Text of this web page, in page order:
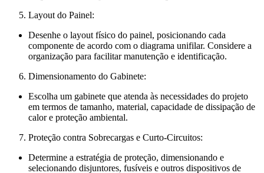
Layout do Painel:
Desenhe o layout físico do painel, posicionando cada
componente de acordo com o diagrama unifilar. Considere a
organização para facilitar manutenção e identificação.
Dimensionamento do Gabinete:
Escolha um gabinete que atenda às necessidades do projeto
em termos de tamanho, material, capacidade de dissipação de
calor e proteção ambiental.
Proteção contra Sobrecargas e Curto-Circuitos:
Determine a estratégia de proteção, dimensionando e
selecionando disjuntores, fusíveis e outros dispositivos de